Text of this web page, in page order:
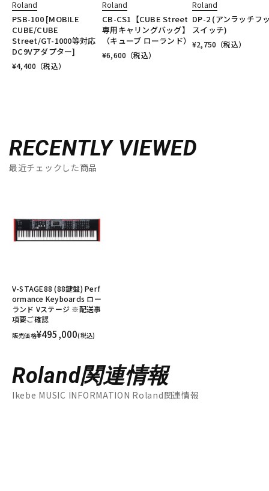
Roland
PSB-100 [MOBILE
CUBE/CUBE
Street/GT-1000等対応
DC9Vアダプター]
¥4,400 （税込）
Roland
CB-CS1【CUBE Street
専用キャリングバッグ】
（キューブ ローランド）
¥6,600 （税込）
Roland
DP-2 (アンラッチフ
スイッチ)
¥2,750 （税込）
RECENTLY VIEWED
最近チェックした商品
V-STAGE88 (88鍵盤) Perf
ormance Keyboards ロー
ランド Vステージ ※配送事
項要ご確認
販売価格¥495,000(税込)
Roland関連情報
Ikebe MUSIC INFORMATION Roland関連情報